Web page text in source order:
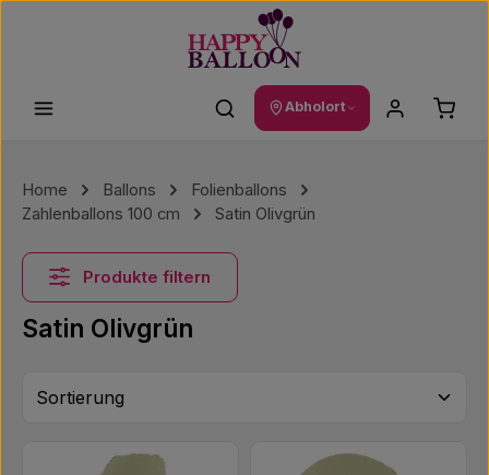
Abholort
Home Ballons
Folienballons
Zahlenballons 100 cm
Satin Olivgrün
Produkte filtern
Satin Olivgrün